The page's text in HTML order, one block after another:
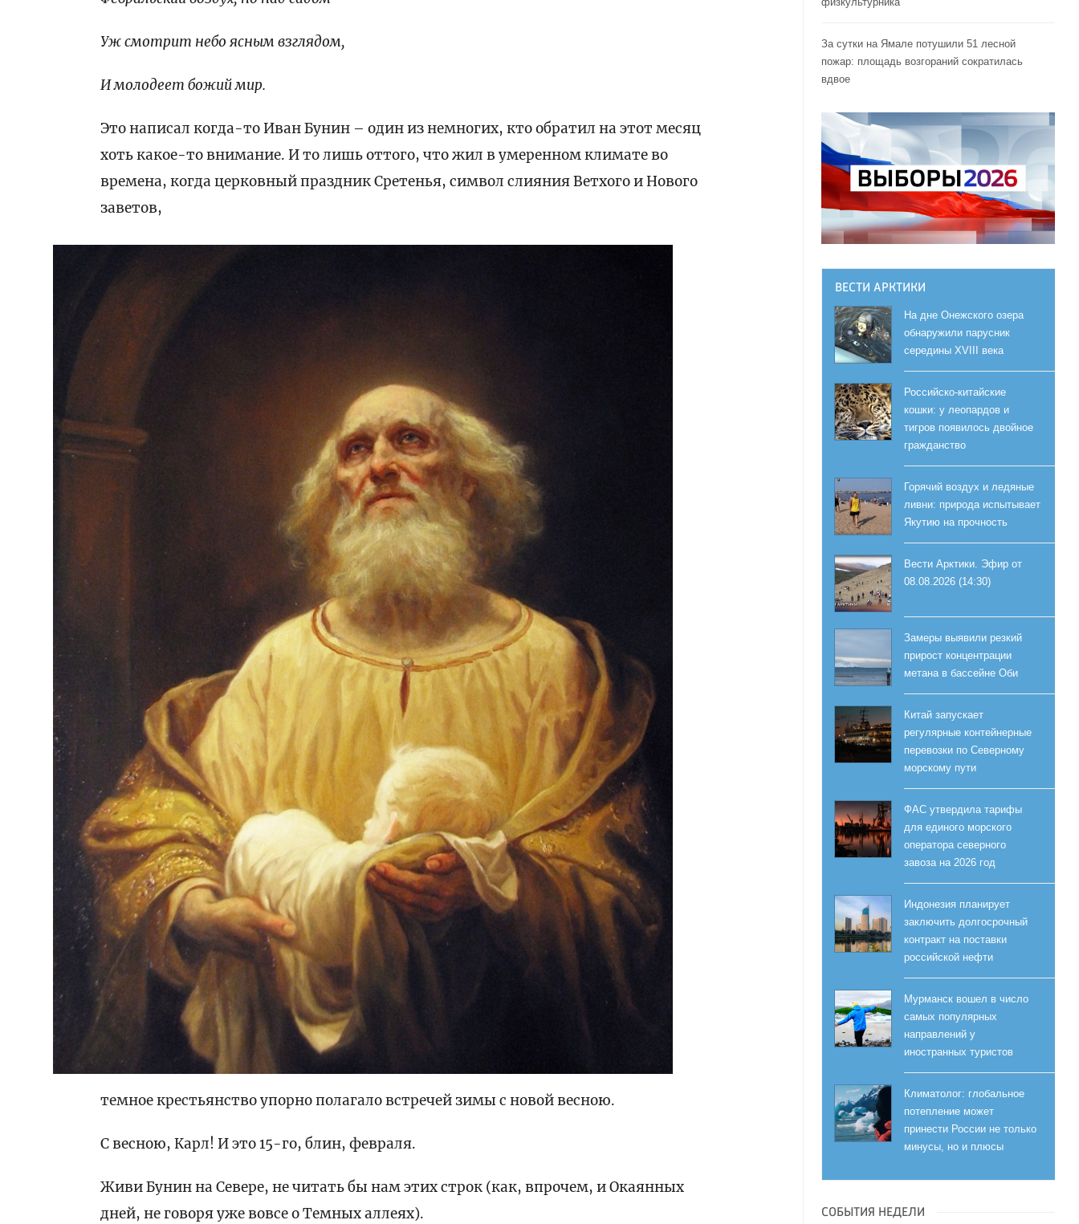
Уж смотрит небо ясным взглядом,
И молодеет божий мир.
Это написал когда-то Иван Бунин – один из немногих, кто обратил на этот месяц
хоть какое-то внимание. И то лишь оттого, что жил в умеренном климате во
времена, когда церковный праздник Сретенья, символ слияния Ветхого и Нового
заветов,
темное крестьянство упорно полагало встречей зимы с новой весною.
С весною, Карл! И это 15-го, блин, февраля.
Живи Бунин на Севере, не читать бы нам этих строк (как, впрочем, и Окаянных
дней, не говоря уже вовсе о Темных аллеях).
За сутки на Ямале потушили 51 лесной
пожар: площадь возгораний сократилась
вдвое
ВЕСТИ АРКТИКИ
На дне Онежского озера
обнаружили парусник
середины XVIII века
Российско-китайские
кошки: у леопардов и
тигров появилось двойное
гражданство
Горячий воздух и ледяные
ливни: природа испытывает
Якутию на прочность
Вести Арктики. Эфир от
08.08.2026 (14:30)
Замеры выявили резкий
прирост концентрации
метана в бассейне Оби
Китай запускает
регулярные контейнерные
перевозки по Северному
морскому пути
ФАС утвердила тарифы
для единого морского
оператора северного
завоза на 2026 год
Индонезия планирует
заключить долгосрочный
контракт на поставки
российской нефти
Мурманск вошел в число
самых популярных
направлений у
иностранных туристов
Климатолог: глобальное
потепление может
принести России не только
минусы, но и плюсы
СОБЫТИЯ НЕДЕЛИ